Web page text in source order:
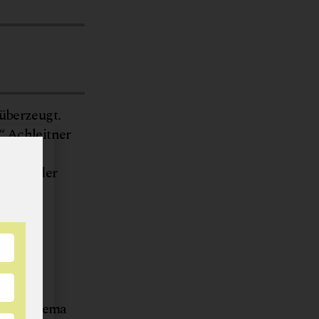
Achleitner
der
© Biohof Achleitner
Thema